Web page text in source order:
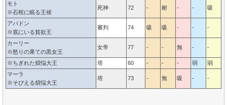
モト
※石棺に眠る王候
死神 72 - 耐 - - 吸
アバドン
※底にいる貧欲王
審判 74 吸 吸 - - -
カーリー
※怒りの果ての黒女王
女帝 77 - - 無 - -
※ちぎれた煩悩大王 塔 60 - - - 弱 弱
マーラ
※そびえる煩悩大王
塔 73 - 無 吸 - -